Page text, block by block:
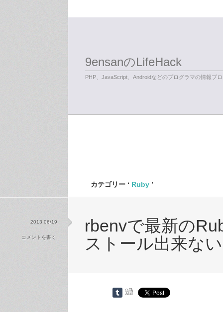
9ensanのLifeHack
PHP、JavaScript、Androidなどのプログラマの情報ブ
カテゴリー ‘ Ruby ’
rbenvで最新の
ストール出来な
2013 06/19
コメントを書く